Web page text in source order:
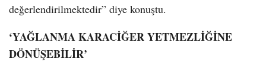
değerlendirilmektedir” diye konuştu.
‘YAĞLANMA KARACİĞER YETMEZLİĞİNE
DÖNÜŞEBİLİR’